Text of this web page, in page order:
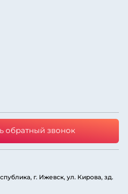
обратный звонок
г. Ижевск, ул. Кирова, зд.